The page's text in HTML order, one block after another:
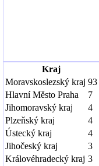
Kraj
Moravskoslezský kraj 93
Hlavní Město Praha
7
Jihomoravský kraj
4
Plzeňský kraj
4
Ústecký kraj
4
Jihočeský kraj
3
Královéhradecký kraj 3